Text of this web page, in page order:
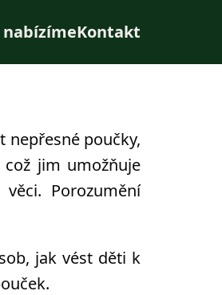
nabízímeKontakt
nepřesné poučky,
jim umožňuje
Porozumění
jak vést děti k